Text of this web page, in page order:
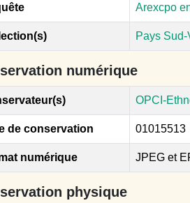
Arexcpo
Pays
numérique
OPCI-
de conservation 01015513
numérique JPEG et
physique